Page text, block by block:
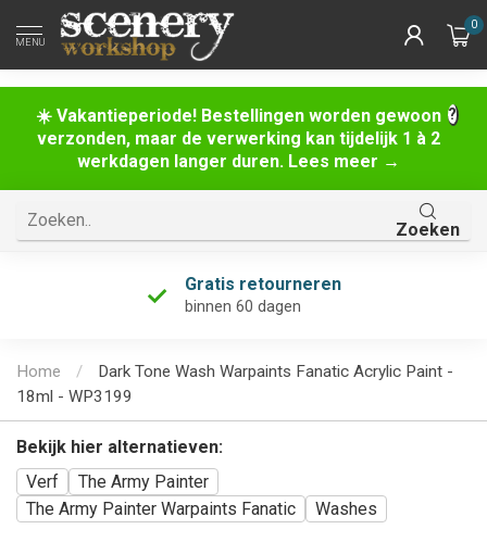
☀️ Vakantieperiode! Bestellingen worden gewoon
verzonden, maar de verwerking kan tijdelijk 1 à 2
werkdagen langer duren. Lees meer →
MENU
0
Zoeken
Gratis retourneren
binnen 60 dagen
Home /
Dark Tone Wash Warpaints Fanatic Acrylic Paint -
18ml - WP3199
Bekijk hier alternatieven:
Verf
The Army Painter
The Army Painter Warpaints Fanatic
Washes